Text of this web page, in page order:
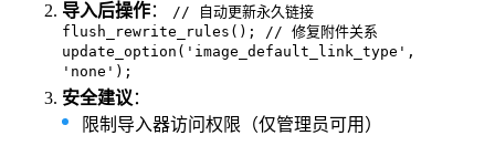
​导入后操作​​： // 自动更新永久链接
flush_rewrite_rules(); // 修复附件关系
update_option('image_default_link_type',
'none');
​安全建议​ ​：
限制导入器访问权限（仅管理员可用）